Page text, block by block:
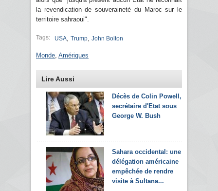
la revendication de souveraineté du Maroc sur le
territoire sahraoui".
Tags: USA Trump John Bolton
Monde Amériques
Lire Aussi
Décès de Colin Powell,
secrétaire d'Etat sous
George W. Bush
Sahara occidental: une
délégation américaine
empêchée de rendre
visite à Sultana...